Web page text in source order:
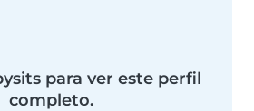
para ver este perfil
completo.